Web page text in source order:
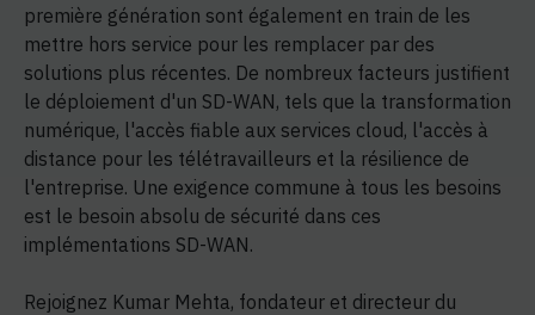
première génération sont également en train de les
mettre hors service pour les remplacer par des
solutions plus récentes. De nombreux facteurs justifient
le déploiement d'un SD-WAN, tels que la transformation
numérique, l'accès fiable aux services cloud, l'accès à
distance pour les télétravailleurs et la résilience de
l'entreprise. Une exigence commune à tous les besoins
est le besoin absolu de sécurité dans ces
implémentations SD-WAN.
Rejoignez Kumar Mehta, fondateur et directeur du